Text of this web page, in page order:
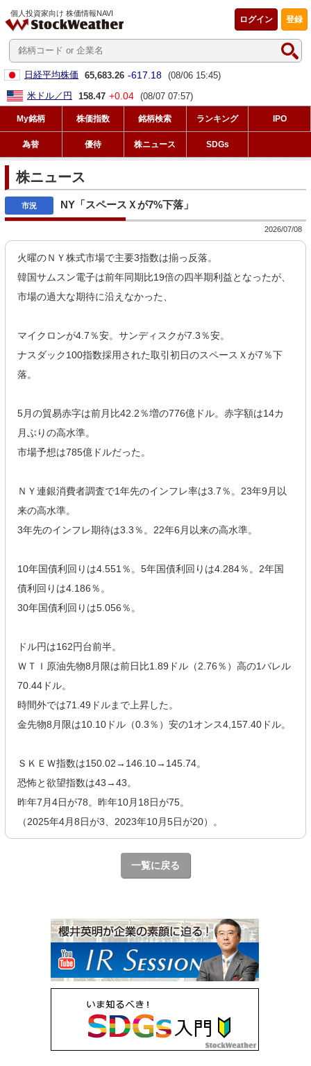
個人投資家向け 株価情報NAVI
登録
ログイン
日経平均株価 65,683.26 -617.18 (08/06 15:45)
米ドル／円
158.47 +0.04 (08/07 07:57)
My銘柄 株価指数 銘柄検索 ランキング IPO
為替 優待 株ニュース SDGs
株ニュース
NY「スペースＸが7%下落」
2026/07/08
火曜のＮＹ株式市場で主要3指数は揃っ反落。
韓国サムスン電子は前年同期比19倍の四半期利益となったが、
市場の過大な期待に沿えなかった、
マイクロンが4.7％安。サンディスクが7.3％安。
ナスダック100指数採用された取引初日のスペースＸが7％下
落。
5月の貿易赤字は前月比42.2％増の776億ドル。赤字額は14カ
月ぶりの高水準。
市場予想は785億ドルだった。
ＮＹ連銀消費者調査で1年先のインフレ率は3.7％。23年9月以
来の高水準。
3年先のインフレ期待は3.3％。22年6月以来の高水準。
10年国債利回りは4.551％。5年国債利回りは4.284％。2年国
債利回りは4.186％。
30年国債利回りは5.056％。
ドル円は162円台前半。
ＷＴＩ原油先物8月限は前日比1.89ドル（2.76％）高の1バレル
70.44ドル。
時間外では71.49ドルまで上昇した。
金先物8月限は10.10ドル（0.3％）安の1オンス4,157.40ドル。
ＳＫＥＷ指数は150.02→146.10→145.74。
恐怖と欲望指数は43→43。
昨年7月4日が78。昨年10月18日が75。
（2025年4月8日が3、2023年10月5日が20）。
一覧に戻る